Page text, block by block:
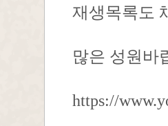
재생목록도
많은 성원바
https://